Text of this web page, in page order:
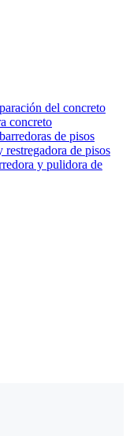
del concreto
concreto
de pisos
de pisos
y pulidora de